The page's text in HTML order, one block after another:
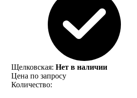
Щелковская: Нет в наличии
Цена по запросу
Количество: